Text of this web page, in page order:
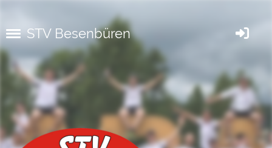
STV Besenbüren